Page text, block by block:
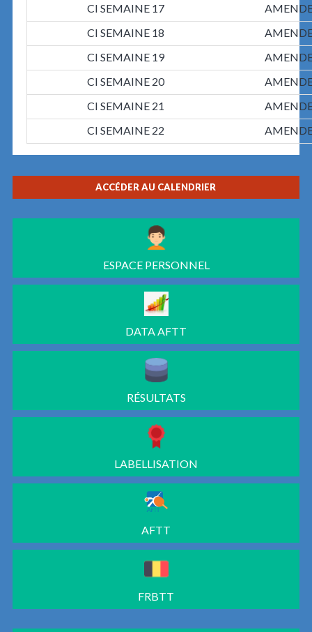
CI SEMAINE 17
CI SEMAINE 18
CI SEMAINE 19
CI SEMAINE 20
CI SEMAINE 21
CI SEMAINE 22
ACCÉDER AU CALENDRIER
ESPACE PERSONNEL
DATA AFTT
RÉSULTATS
LABELLISATION
AFTT
FRBTT